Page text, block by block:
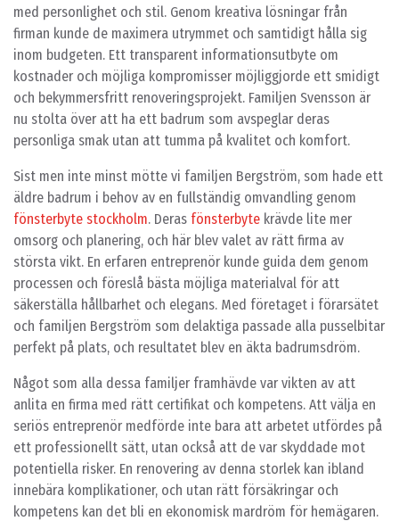
med personlighet och stil. Genom kreativa lösningar från
firman kunde de maximera utrymmet och samtidigt hålla sig
inom budgeten. Ett transparent informationsutbyte om
kostnader och möjliga kompromisser möjliggjorde ett smidigt
och bekymmersfritt renoveringsprojekt. Familjen Svensson är
nu stolta över att ha ett badrum som avspeglar deras
personliga smak utan att tumma på kvalitet och komfort.
Sist men inte minst mötte vi familjen Bergström, som hade ett
äldre badrum i behov av en fullständig omvandling genom
fönsterbyte stockholm. Deras fönsterbyte krävde lite mer
omsorg och planering, och här blev valet av rätt firma av
största vikt. En erfaren entreprenör kunde guida dem genom
processen och föreslå bästa möjliga materialval för att
säkerställa hållbarhet och elegans. Med företaget i förarsätet
och familjen Bergström som delaktiga passade alla pusselbitar
perfekt på plats, och resultatet blev en äkta badrumsdröm.
Något som alla dessa familjer framhävde var vikten av att
anlita en firma med rätt certifikat och kompetens. Att välja en
seriös entreprenör medförde inte bara att arbetet utfördes på
ett professionellt sätt, utan också att de var skyddade mot
potentiella risker. En renovering av denna storlek kan ibland
innebära komplikationer, och utan rätt försäkringar och
kompetens kan det bli en ekonomisk mardröm för hemägaren.